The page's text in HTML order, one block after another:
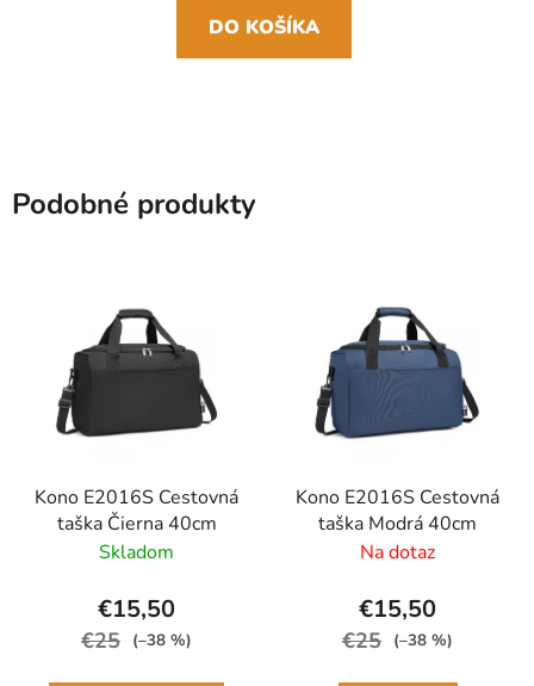
DO KOŠÍKA
Podobné produkty
Kono E2016S Cestovná
taška Čierna 40cm
Skladom
€15,50
€25 (–38 %)
Kono E2016S Cestovná
taška Modrá 40cm
Na dotaz
€15,50
€25 (–38 %)